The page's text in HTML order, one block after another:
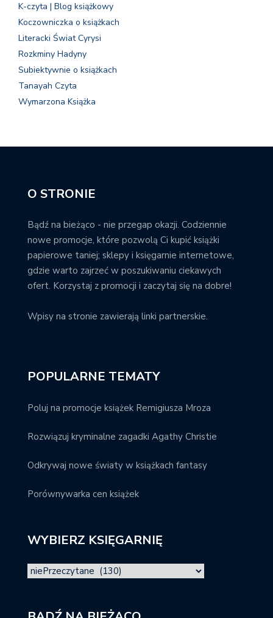
K-czyta | Blog książkowy
Koczowniczka o książkach
Literacki Świat Cyrysi
Rozkminy Hadyny
Subiektywnie o książkach
Tanayah Czyta
Wymarzona Książka
O STRONIE
Bądź na bieżąco - nie przegap okazji. Codziennie
nowe promocje, które pozwolą Ci kupić książki
papierowe taniej; sklepy i księgarnie internetowe,
gdzie warto zajrzeć w poszukiwaniu ciekawych
ofert. Korzystaj z promocji i zaczytaj się na dobre!
Wpisy na stronie zawierają linki partnerskie.
POPULARNE TEMATY
Poluj na promocje książek Remigiusza Mroza
Rozwiązuj kryminalne zagadki Agathy Christie
Odkrywaj nowe światy w książkach fantasy
Porównywarka cen książek
WYBIERZ KSIĘGARNIĘ